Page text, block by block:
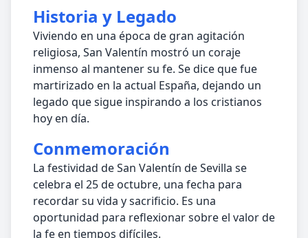
Historia y Legado
Viviendo en una época de gran agitación
religiosa, San Valentín mostró un coraje
inmenso al mantener su fe. Se dice que fue
martirizado en la actual España, dejando un
legado que sigue inspirando a los cristianos
hoy en día.
Conmemoración
La festividad de San Valentín de Sevilla se
celebra el 25 de octubre, una fecha para
recordar su vida y sacrificio. Es una
oportunidad para reflexionar sobre el valor de
la fe en tiempos difíciles.